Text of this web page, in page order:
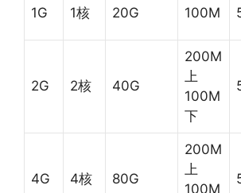
1G 1核 20G 100M
2G 2核 40G
200M
上
100M
下
4G 4核 80G
200M
上
100M